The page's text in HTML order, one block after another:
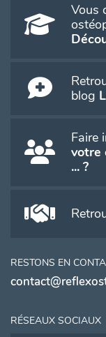
Vous
blog
Faire
votre
... ?
RESTONS EN
RÉSEAUX SOCIAUX